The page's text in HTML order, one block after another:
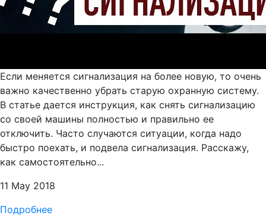
Если меняется сигнализация на более новую, то очень
важно качественно убрать старую охранную систему.
В статье дается инструкция, как снять сигнализацию
со своей машины полностью и правильно ее
отключить. Часто случаются ситуации, когда надо
быстро поехать, и подвела сигнализация. Расскажу,
как самостоятельно...
11 May 2018
Подробнее